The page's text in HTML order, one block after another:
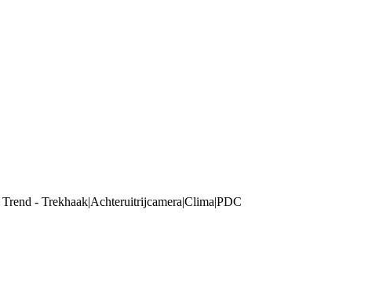
- Trekhaak|Achteruitrijcamera|Clima|PDC